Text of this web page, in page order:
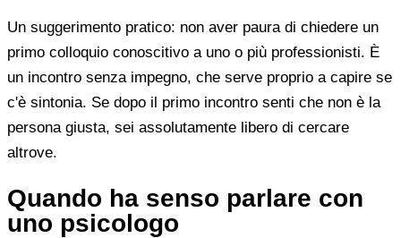
Un suggerimento pratico: non aver paura di chiedere un
primo colloquio conoscitivo a uno o più professionisti. È
un incontro senza impegno, che serve proprio a capire se
c'è sintonia. Se dopo il primo incontro senti che non è la
persona giusta, sei assolutamente libero di cercare
altrove.
Quando ha senso parlare con
uno psicologo